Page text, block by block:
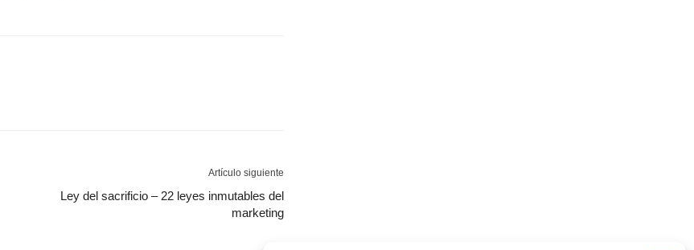
Artículo siguiente
Ley del sacrificio – 22 leyes inmutables del
marketing